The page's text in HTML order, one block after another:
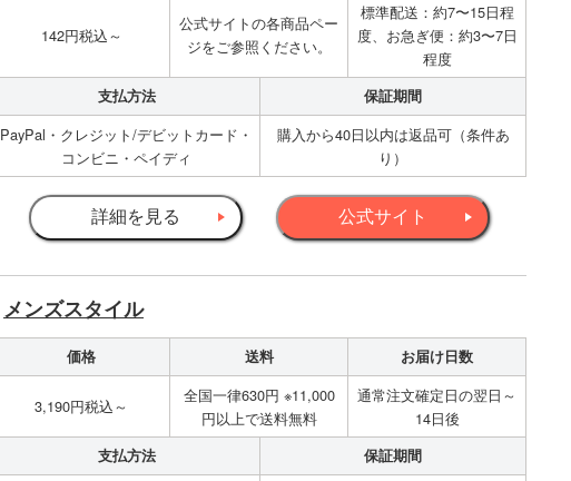
142円税込～
公式サイトの各商品ペー
ジをご参照ください。
標準配送：約7〜15日程
度、お急ぎ便：約3〜7日
程度
支払方法 保証期間
PayPal・クレジット/デビットカード・
コンビニ・ペイディ
購入から40日以内は返品可（条件あ
り）
詳細を見る 公式サイト
メンズスタイル
価格 送料 お届け日数
3,190円税込～
全国一律630円 ※11,000
円以上で送料無料
通常注文確定日の翌日～
14日後
支払方法 保証期間